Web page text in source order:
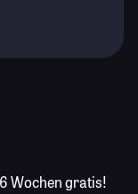
6 Wochen gratis!